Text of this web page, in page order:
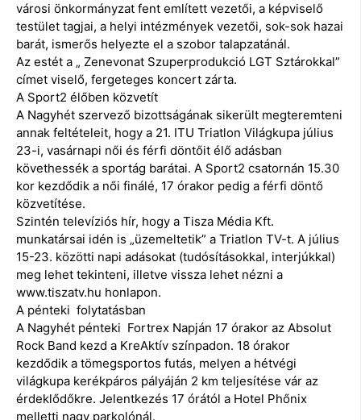
városi önkormányzat fent említett vezetői, a képviselő
testület tagjai, a helyi intézmények vezetői, sok-sok hazai
barát, ismerős helyezte el a szobor talapzatánál.
Az estét a „ Zenevonat Szuperprodukció LGT Sztárokkal”
címet viselő, fergeteges koncert zárta.
A Sport2 élőben közvetít
A Nagyhét szervező bizottságának sikerült megteremteni
annak feltételeit, hogy a 21. ITU Triatlon Világkupa július
23-i, vasárnapi női és férfi döntőit élő adásban
követhessék a sportág barátai. A Sport2 csatornán 15.30
kor kezdődik a női finálé, 17 órakor pedig a férfi döntő
közvetítése.
Szintén televíziós hír, hogy a Tisza Média Kft.
munkatársai idén is „üzemeltetik” a Triatlon TV-t. A július
15-23. közötti napi adásokat (tudósításokkal, interjúkkal)
meg lehet tekinteni, illetve vissza lehet nézni a
www.tiszatv.hu honlapon.
A pénteki folytatásban
A Nagyhét pénteki Fortrex Napján 17 órakor az Absolut
Rock Band kezd a KreAktív színpadon. 18 órakor
kezdődik a tömegsportos futás, melyen a hétvégi
világkupa kerékpáros pályáján 2 km teljesítése vár az
érdeklődőkre. Jelentkezés 17 órától a Hotel Phőnix
melletti nagy parkolónál.